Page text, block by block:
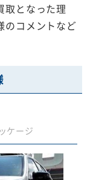
取となった理
のコメントなど
ケージ